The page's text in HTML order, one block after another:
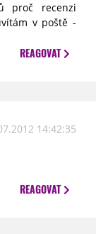
proč recenzi
v poště -
REAGOVAT
14:42:35
REAGOVAT